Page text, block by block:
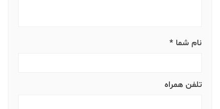
نام شما *
تلفن همراه